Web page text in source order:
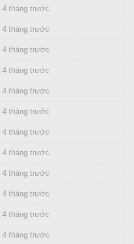
4 tháng trước
4 tháng trước
4 tháng trước
4 tháng trước
4 tháng trước
4 tháng trước
4 tháng trước
4 tháng trước
4 tháng trước
4 tháng trước
4 tháng trước
4 tháng trước